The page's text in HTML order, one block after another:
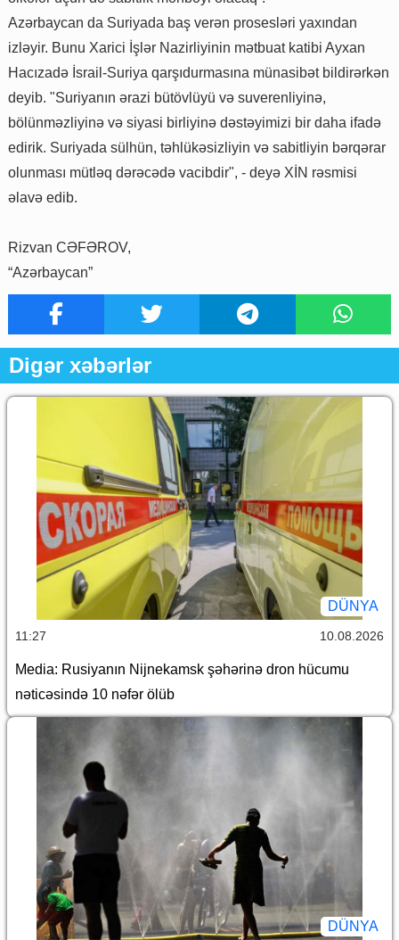
Azərbaycan da Suriyada baş verən prosesləri yaxından
izləyir. Bunu Xarici İşlər Nazirliyinin mətbuat katibi Ayxan
Hacızadə İsrail-Suriya qarşıdurmasına münasibət bildirərkən
deyib. "Suriyanın ərazi bütövlüyü və suverenliyinə,
bölünməzliyinə və siyasi birliyinə dəstəyimizi bir daha ifadə
edirik. Suriyada sülhün, təhlükəsizliyin və sabitliyin bərqərar
olunması mütləq dərəcədə vacibdir", - deyə XİN rəsmisi
əlavə edib.
Rizvan CƏFƏROV,
“Azərbaycan”
Digər xəbərlər
DÜNYA
11:27 10.08.2026
Media: Rusiyanın Nijnekamsk şəhərinə dron hücumu
nəticəsində 10 nəfər ölüb
DÜNYA